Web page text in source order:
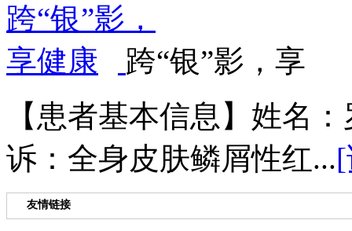
跨“银”影，享
【患者基本信息】姓名
诉：全身皮肤鳞屑性红...
友情链接